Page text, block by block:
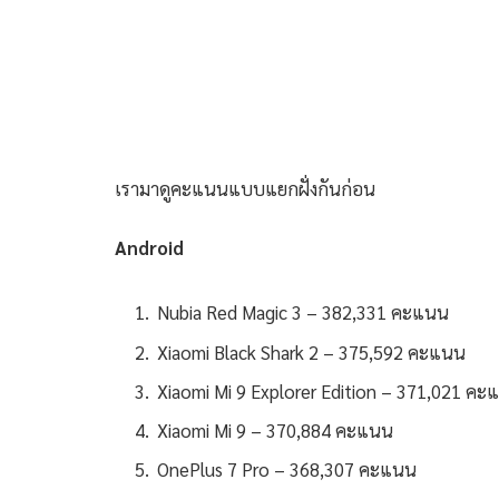
เรามาดูคะแนนแบบแยกฝั่งกันก่อน
Android
Nubia Red Magic 3 – 382,331 คะแนน
Xiaomi Black Shark 2 – 375,592 คะแนน
Xiaomi Mi 9 Explorer Edition – 371,021 คะ
Xiaomi Mi 9 – 370,884 คะแนน
OnePlus 7 Pro – 368,307 คะแนน